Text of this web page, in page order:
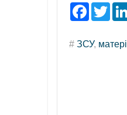
F
a
b
T
w
t
# ЗСУ,